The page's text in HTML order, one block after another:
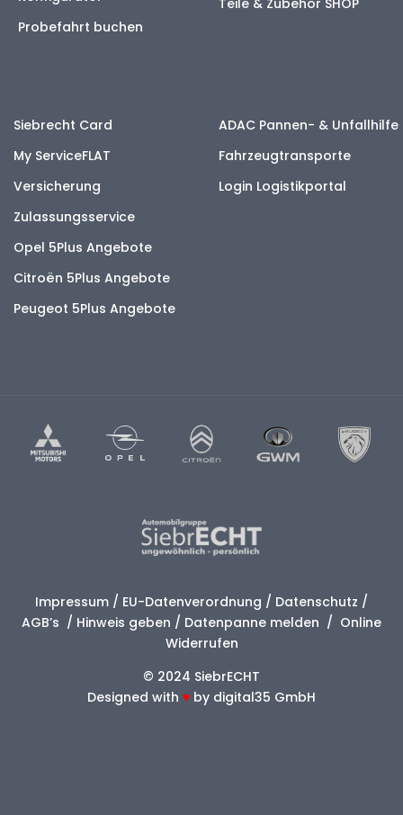
Probefahrt buchen
Teile & Zubehör SHOP
Siebrecht Card
My ServiceFLAT
Versicherung
Zulassungsservice
Opel 5Plus Angebote
Citroën 5Plus Angebote
Peugeot 5Plus Angebote
ADAC Pannen- & Unfallhilfe
Fahrzeugtransporte
Login Logistikportal
Impressum / EU-Datenverordnung / Datenschutz /
AGB’s / Hinweis geben / Datenpanne melden / Online
Widerrufen
© 2024 SiebrECHT
Designed with ♥ by digital35 GmbH